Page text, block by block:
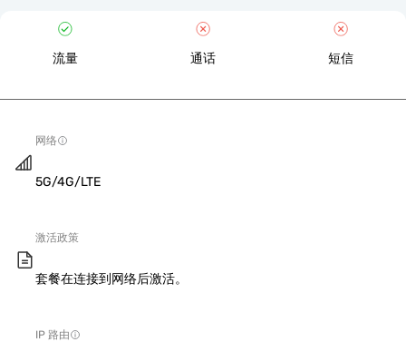
流量 通话 短信
网络
5G/4G/LTE
激活政策
套餐在连接到网络后激活。
IP 路由